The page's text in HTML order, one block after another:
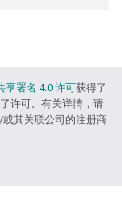
享署名 4.0 许可获得了
许可。有关详情，请
或其关联公司的注册商